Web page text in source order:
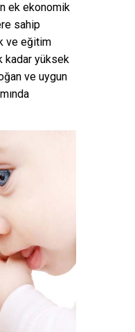
ek ekonomik
sahip
ve eğitim
kadar yüksek
ve uygun